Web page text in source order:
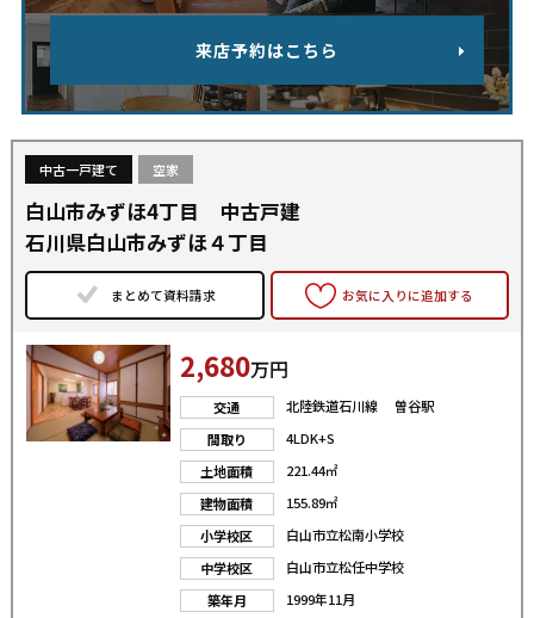
来店予約はこちら
中古一戸建て 空家
白山市みずほ4丁目 中古戸建
石川県白山市みずほ４丁目
まとめて資料請求 お気に入りに追加する
2,680万円
交通
北陸鉄道石川線 曽谷駅
間取り
4LDK+S
土地面積
221.44㎡
建物面積
155.89㎡
小学校区
白山市立松南小学校
中学校区
白山市立松任中学校
築年月
1999年11月